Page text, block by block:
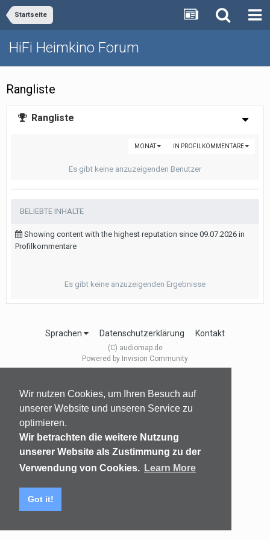
Wir nutzen Cookies, um Ihren Besuch auf
unserer Website und unseren Service zu
optimieren.
Wir betrachten die weitere Nutzung
unserer Website als Zustimmung zu der
Verwendung von Cookies. Learn More
Got it!
Startseite
HiFi Heimkino Forum
Rangliste
Rangliste
IN PROFILKOMMENTARE
MONAT
Es gibt keine anzuzeigenden Benutzer
BELIEBTE INHALTE
Showing content with the highest reputation since 09.07.2026 in
Profilkommentare
Es gibt keine anzuzeigenden Ergebnisse
Sprachen Datenschutzerklärung Kontakt
(C) audiomap.de
Powered by Invision Community